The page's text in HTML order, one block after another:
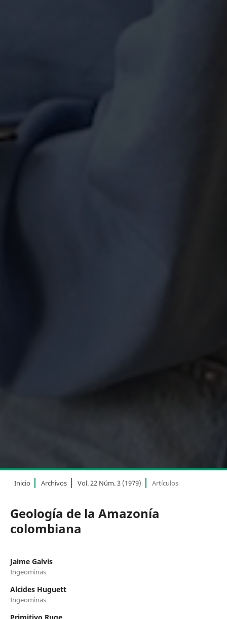
Inicio Archivos Vol. 22 Núm. 3 (1979) Artículos
Geología de la Amazonía
colombiana
Jaime Galvis
Ingeominas
Alcides Huguett
Ingeominas